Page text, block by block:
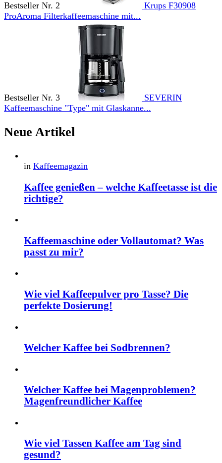
Bestseller Nr. 2
Krups F30908
ProAroma Filterkaffeemaschine mit...
Bestseller Nr. 3
SEVERIN
Kaffeemaschine "Type" mit Glaskanne...
Neue Artikel
in Kaffeemagazin
Kaffee genießen – welche Kaffeetasse ist die
richtige?
Kaffeemaschine oder Vollautomat? Was
passt zu mir?
Wie viel Kaffeepulver pro Tasse? Die
perfekte Dosierung!
Welcher Kaffee bei Sodbrennen?
Welcher Kaffee bei Magenproblemen?
Magenfreundlicher Kaffee
Wie viel Tassen Kaffee am Tag sind
gesund?